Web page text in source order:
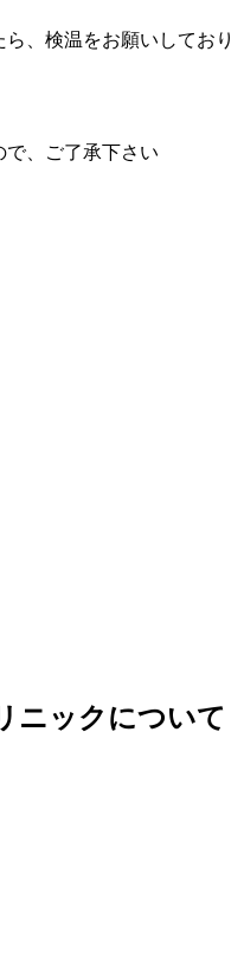
、検温をお願いしており
で、ご了承下さい
ニックについて